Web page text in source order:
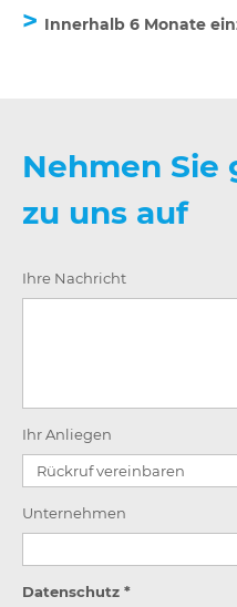
> Innerhalb 6 Monate
Nehmen Sie
zu uns auf
Ihre Nachricht
Ihr Anliegen
Unternehmen
Datenschutz *